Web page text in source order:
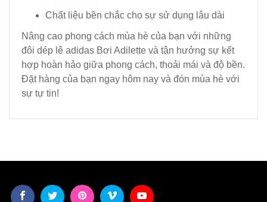
Chất liệu bền chắc cho sự sử dụng lâu dài
Nâng cao phong cách mùa hè của bạn với những
đôi dép lê adidas Bơi Adilette và tận hưởng sự kết
hợp hoàn hảo giữa phong cách, thoải mái và độ bền.
Đặt hàng của bạn ngay hôm nay và đón mùa hè với
sự tự tin!